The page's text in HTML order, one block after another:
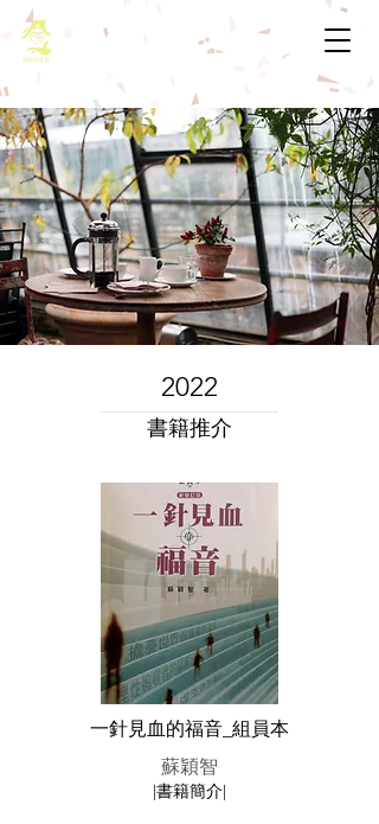
基督教佈道中心念恩堂
2022
​書籍推介
一針見血的福音_組員本
蘇穎智
|書籍簡介|